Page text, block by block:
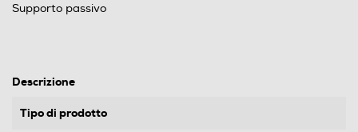
Supporto passivo
Descrizione
Tipo di prodotto